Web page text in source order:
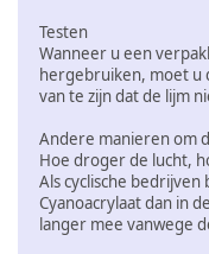
Testen
Wanneer u een
hergebruiken, moet u
van te zijn dat de lijm
Andere manieren om
Hoe droger de lucht,
Als cyclische
Cyanoacrylaat dan in
langer mee vanwege